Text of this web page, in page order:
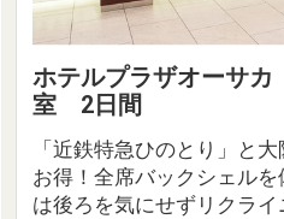
ホテルプラザオーサ
室 2日間
「近鉄特急ひのとり」と
お得！全席バックシェルを
は後ろを気にせずリクラ